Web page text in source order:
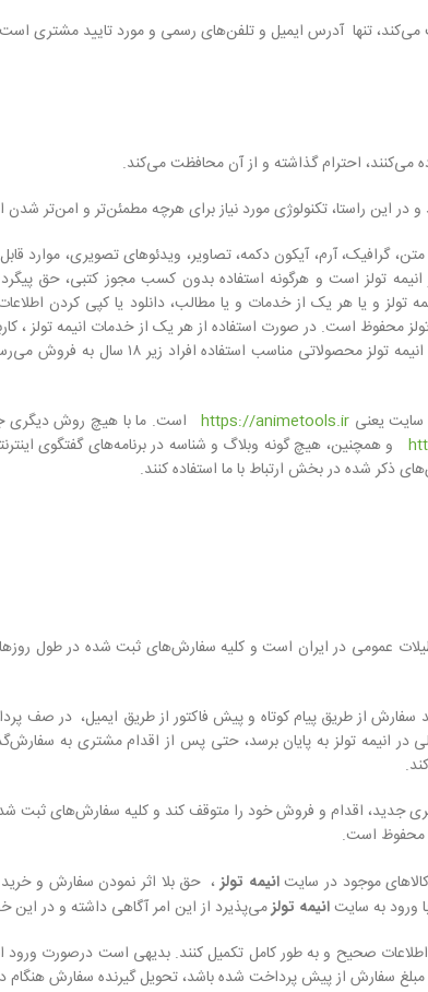
تنها آدرس ایمیل و تلفن‌های رسمی و مورد تایید مشتری است
احترام گذاشته و از آن محافظت می‏‌کند.
این راستا، تکنولوژی مورد نیاز برای هرچه مطمئن‏‌تر و امن‏‌تر شدن
گرافیک، آرم، آیکون دکمه، تصاویر، ویدئوهای تصویری، موارد
تولز است و هرگونه استفاده بدون کسب مجوز کتبی، حق پیگرد
و یا هر یک از خدمات و یا مطالب، دانلود یا کپی کردن
محفوظ است. در صورت استفاده از هر یک از خدمات انیمه
حساب کاربری و یا رمز ورود انجام
سایت یعنی https://animetools.irاست. ما با هیچ روش دیگری جز
ذکر شده در بخش ارتباط با ما استفاده کنند.
از طریق پیام کوتاه و پیش فاکتور از طریق ایمیل، در صف
انیمه تولز به پایان برسد، حتی پس از اقدام مشتری به
جدید، اقدام و فروش خود را متوقف کند و کلیه سفارش‌‏های
محفوظ است.
موجود در سایتانیمه تولز، حق بلا اثر نمودن سفارش و
ورود به سایتانیمه تولزمی‌پذیرد از این امر آگاهی داشته و در
اطلاعات صحیح و به طور کامل تکمیل کنند. بدیهی است درصورت
سفارش از پیش پرداخت شده باشد، تحویل گیرنده سفارش هنگام